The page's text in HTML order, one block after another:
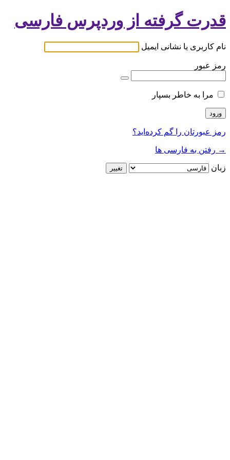
قدرت گرفته از وردپرس فارسی
نام کاربری یا نشانی ایمیل
رمز عبور
مرا به خاطر بسپار
رمز عبورتان را گم کرده‌اید؟
→ رفتن به فارسی ها
زبان